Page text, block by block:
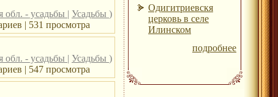
обл. - усадьбы | Усадьбы )
| 531 просмотра
обл. - усадьбы | Усадьбы )
| 547 просмотра
Одигитриевскя
церковь в селе
Илинском
подробнее